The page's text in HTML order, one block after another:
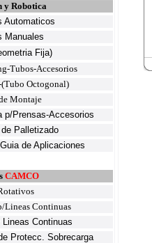
y Robotica
Automaticos
Manuales
Fija)
Tubos-Accesorios
Octogonal)
Montaje
p/Prensas-Accesorios
Palletizado
de Aplicaciones
CAMCO
Lineas Continuas
Continuas
Protecc. Sobrecarga